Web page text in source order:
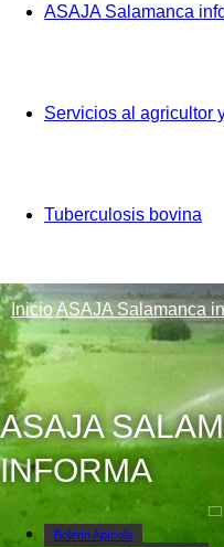
ASAJA Salamanca
Servicios al agricultor
Tuberculosis bovina
InicioASAJA Salamanca
ASAJA
INFORMA
Boletín Apícola